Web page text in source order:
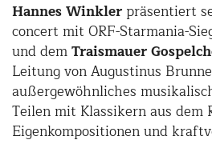
Hannes Winkler präsentiert
concert mit ORF-Starmania-
und demTraismauer
Leitung von Augustinus
außergewöhnliches
Teilen mit Klassikern aus dem
Eigenkompositionen und